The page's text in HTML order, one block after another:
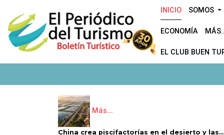
INICIO SOMOS
ECONOMÍA
EL CLUB BUEN
Más...
China crea piscifactorías en el desierto y las...